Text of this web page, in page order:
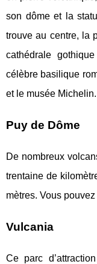
son dôme et la
trouve au centre, la
cathédrale
célèbre basilique
et le musée Michelin.
Puy de Dôme
De nombreux
trentaine de
mètres. Vous
Vulcania
Ce parc